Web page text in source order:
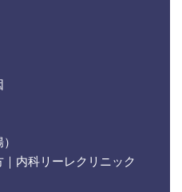
内科リーレクリニック